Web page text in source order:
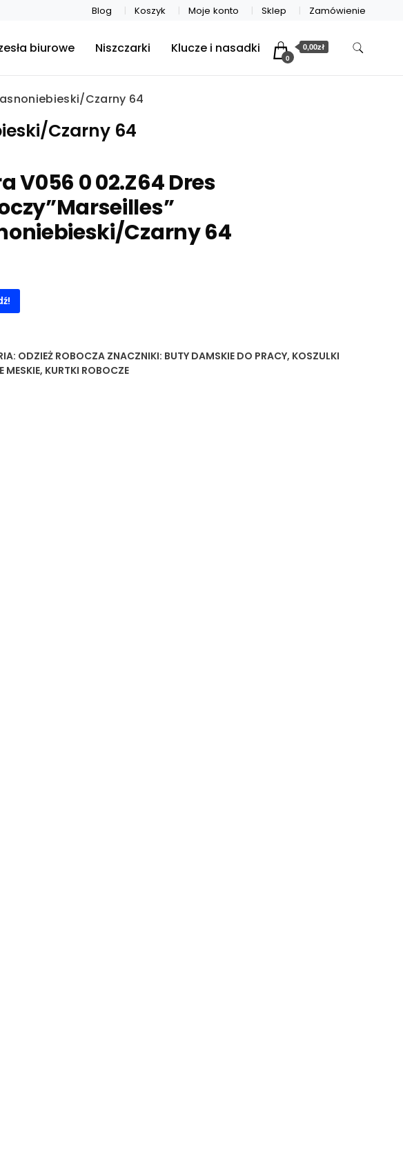
Blog Koszyk Moje konto Sklep Zamówienie
biurowe Niszczarki Klucze i nasadki
0
0,00zł
Czarny 64
Czarny 64
V056 0 02.Z64 Dres
Czarny 64
ODZIEŻ ROBOCZA ZNACZNIKI: BUTY DAMSKIE DO PRACY, KOSZULKI
MESKIE, KURTKI ROBOCZE